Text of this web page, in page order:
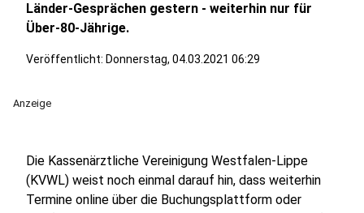
Länder-Gesprächen gestern - weiterhin nur für
Über-80-Jährige.
Veröffentlicht: Donnerstag, 04.03.2021 06:29
Anzeige
Die Kassenärztliche Vereinigung Westfalen-Lippe
(KVWL) weist noch einmal darauf hin, dass weiterhin
Termine online über die Buchungsplattform oder